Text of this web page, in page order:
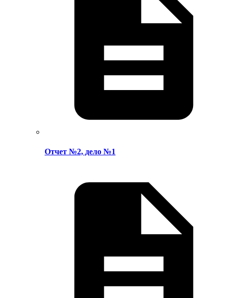
Отчет №2, дело №1